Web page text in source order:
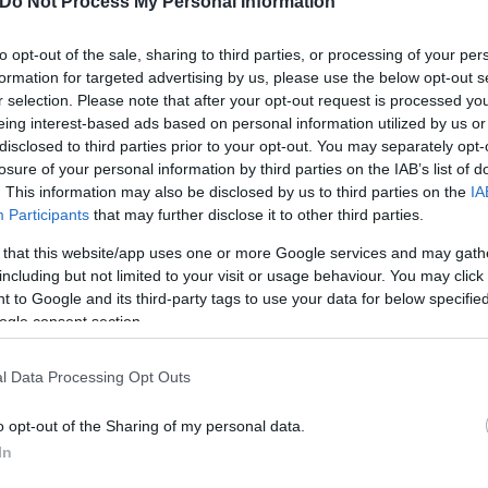
opt-out of the sale, sharing to third parties, or processing of your
for targeted advertising by us, please use the below opt-out
selection. Please note that after your opt-out request is processed
interest-based ads based on personal information utilized by us
to third parties prior to your opt-out. You may separately
of your personal information by third parties on the IAB’s list of
This information may also be disclosed by us to third parties on the
Participants that may further disclose it to other third parties.
that this website/app uses one or more Google services and may
but not limited to your visit or usage behaviour. You may
to Google and its third-party tags to use your data for below
consent section.
Data Processing Opt Outs
opt-out of the Sharing of my personal data.
θα σημειωθούν από το πρωί στη Θράκη,
το απόγευμα θα εξασθενήσουν σημαντικά.
ανατολικά της Θεσσαλίας και στη Στερεάς,
είναι τοπικά περιορισμένη. Οι συγκεντρώσεις
ηπειρωτικών θα είναι σχετικά αυξημένες.
14 έως 27 βαθμούς Κελσίου, στην υπόλοιπη
στην Ήπειρο από 16 έως 30, στη Στερεά από 19
19 έως 29, στα νησιά του Βορείου Αιγαίου από
34, στις Κυκλάδες από 20 έως 31, στα